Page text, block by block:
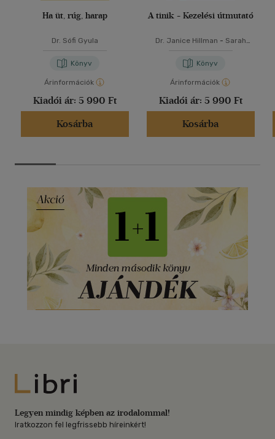
Ha üt, rúg, harap
Dr. Sófi Gyula
Könyv
Árinformációk
Kiadói ár: 5 990 Ft
Kosárba
A tinik - Kezelési útmutató
Dr. Janice Hillman - Sarah
Könyv
Árinformációk
Kiadói ár: 5 990 Ft
Kosárba
Libri
Legyen mindig képben az irodalommal!
Iratkozzon fel legfrissebb híreinkért!